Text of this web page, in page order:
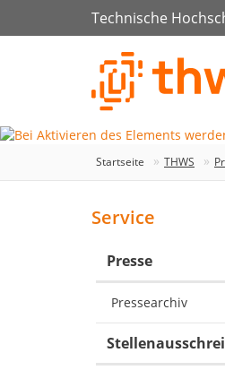
Technische
Startseite THWS
Service
Presse
Pressearchiv